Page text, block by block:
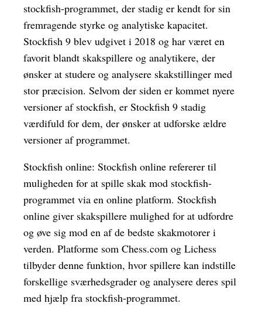
stockfish-programmet, der stadig er kendt for sin
fremragende styrke og analytiske kapacitet.
Stockfish 9 blev udgivet i 2018 og har været en
favorit blandt skakspillere og analytikere, der
ønsker at studere og analysere skakstillinger med
stor præcision. Selvom der siden er kommet nyere
versioner af stockfish, er Stockfish 9 stadig
værdifuld for dem, der ønsker at udforske ældre
versioner af programmet.
Stockfish online: Stockfish online refererer til
muligheden for at spille skak mod stockfish-
programmet via en online platform. Stockfish
online giver skakspillere mulighed for at udfordre
og øve sig mod en af de bedste skakmotorer i
verden. Platforme som Chess.com og Lichess
tilbyder denne funktion, hvor spillere kan indstille
forskellige sværhedsgrader og analysere deres spil
med hjælp fra stockfish-programmet.